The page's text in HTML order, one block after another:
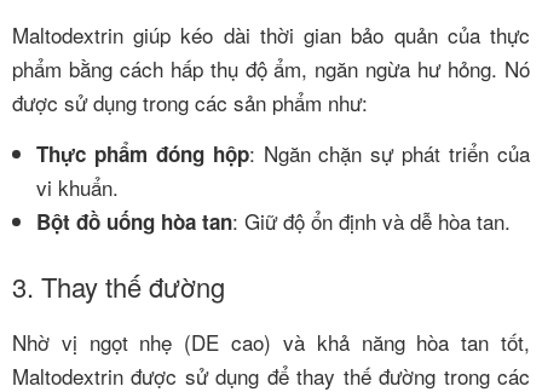
Maltodextrin giúp kéo dài thời gian bảo quản của thực
phẩm bằng cách hấp thụ độ ẩm, ngăn ngừa hư hỏng. Nó
được sử dụng trong các sản phẩm như:
Thực phẩm đóng hộp: Ngăn chặn sự phát triển của
vi khuẩn.
Bột đồ uống hòa tan: Giữ độ ổn định và dễ hòa tan.
3. Thay thế đường
Nhờ vị ngọt nhẹ (DE cao) và khả năng hòa tan tốt,
Maltodextrin được sử dụng để thay thế đường trong các